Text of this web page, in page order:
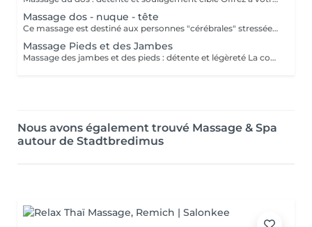
Massage dos - nuque - tête
Ce massage est destiné aux personnes "cérébrales" stressées. Des techniques de préhension spéciales de la mobilisation de la colonne cervicale garantissent un apaisement des pensées. Un remède contre les tensions de stress, les douleurs au cou, les étourdissements, les problèmes de posture, les maux de tête et l'épuisement.
Massage Pieds et des Jambes
Massage des jambes et des pieds : détente et légèreté La combinaison massage des jambes et des pieds procure une détente profonde et libératrice. Les muscles tendus ou fatigués après le sport ou la randonnée sont assouplis, les points de tension relâchés et la circulation sanguine stimulée. Offrez à vos jambes fatiguées ce moment de bien-être réparateur.
Nous avons également trouvé Massage & Spa
autour de Stadtbredimus